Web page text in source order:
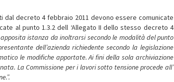
decreto 4 febbraio 2011 devono essere comunicate
al punto 1.3.2 dell ‘Allegato II dello stesso decreto 4
istanza da inoltrarsi secondo le modalità delpunto
dell’azienda richiedente secondo la legislazione
le modifiche apportate. Ai fini della sola archiviazione
La Commissione per i lavori sotto tensione procede all’